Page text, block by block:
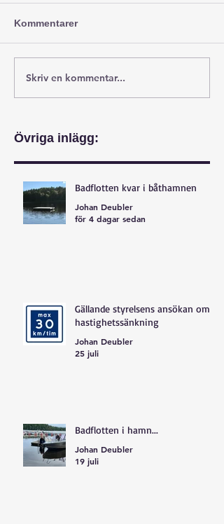
Kommentarer
Skriv en kommentar...
Övriga inlägg:
Badflotten kvar i båthamnen
Johan Deubler
för 4 dagar sedan
Gällande styrelsens ansökan om
hastighetssänkning
Johan Deubler
25 juli
Badflotten i hamn...
Johan Deubler
19 juli